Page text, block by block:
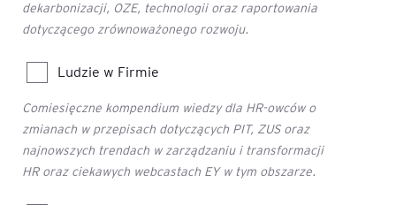
dekarbonizacji, OZE, technologii oraz raportowania
dotyczącego zrównoważonego rozwoju.
Ludzie w Firmie
Comiesięczne kompendium wiedzy dla HR-owców o
zmianach w przepisach dotyczących PIT, ZUS oraz
najnowszych trendach w zarządzaniu i transformacji
HR oraz ciekawych webcastach EY w tym obszarze.